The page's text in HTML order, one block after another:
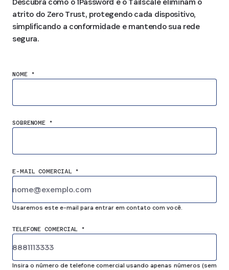
atrito do Zero Trust, protegendo cada dispositivo,
simplificando a conformidade e mantendo sua rede
segura.
NOME *
SOBRENOME *
E-MAIL COMERCIAL *
Usaremos este e-mail para entrar em contato com você.
TELEFONE COMERCIAL *
Insira o número de telefone comercial usando apenas números (sem